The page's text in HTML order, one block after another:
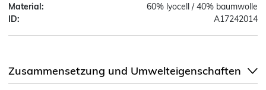
Material:
60% lyocell / 40% baumwolle
ID:
A17242014
Zusammensetzung und Umwelteigenschaften